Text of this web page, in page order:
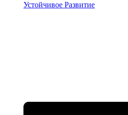
Устойчивое Развитие